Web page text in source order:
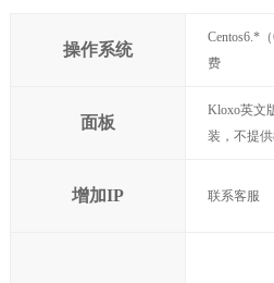
操作系统
Centos6.*
费
面板
Kloxo英文
装，不提供
增加IP 联系客服